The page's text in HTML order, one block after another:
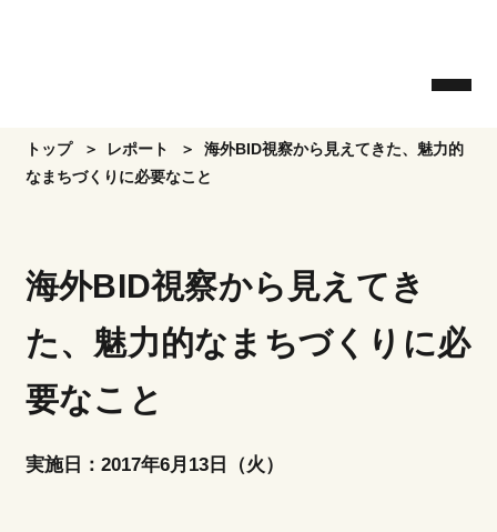
content
トップ レポート
海外BID視察から見えてきた、魅力的
なまちづくりに必要なこと
海外BID視察から見えてき
た、魅力的なまちづくりに必
要なこと
実施日：2017年6月13日（火）